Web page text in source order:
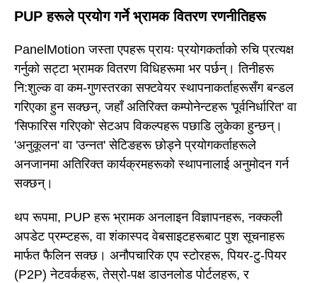
PUP हरूले प्रयोग गर्ने भ्रामक वितरण रणनीतिहरू
PanelMotion जस्ता एपहरू प्रायः प्रयोगकर्ताको रुचि प्रत्यक्ष
गर्नुको सट्टा भ्रामक वितरण विधिहरूमा भर पर्छन्। तिनीहरू
नि:शुल्क वा कम-गुणस्तरका सफ्टवेयर स्थापनाकर्ताहरूसँग बन्डल
गरिएका हुन सक्छन्, जहाँ अतिरिक्त कम्पोनेन्टहरू 'पूर्वनिर्धारित' वा
'सिफारिस गरिएको' सेटअप विकल्पहरू पछाडि लुकेका हुन्छन्।
'अनुकूलन' वा 'उन्नत' सेटिङहरू छोड्ने प्रयोगकर्ताहरूले
अनजानमा अतिरिक्त कार्यक्रमहरूको स्थापनालाई अनुमोदन गर्न
सक्छन्।
थप रूपमा, PUP हरू भ्रामक अनलाइन विज्ञापनहरू, नक्कली
अपडेट प्रम्प्टहरू, वा शंकास्पद वेबसाइटहरूबाट पुश सूचनाहरू
मार्फत फैलिन सक्छ। अनौपचारिक एप स्टोरहरू, पियर-टु-पियर
(P2P) नेटवर्कहरू, तेस्रो-पक्ष डाउनलोड पोर्टलहरू, र